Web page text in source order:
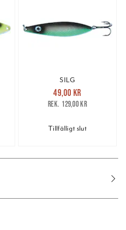
SILG
Nuvarande pris
49,00 krTidigare pris
129,00 kr
49,00 kr
129,00 kr
Tillfälligt slut